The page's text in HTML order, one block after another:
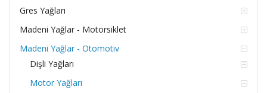
Gres Yağları
Madeni Yağlar - Motorsiklet
Madeni Yağlar - Otomotiv
Dişli Yağları
Motor Yağları